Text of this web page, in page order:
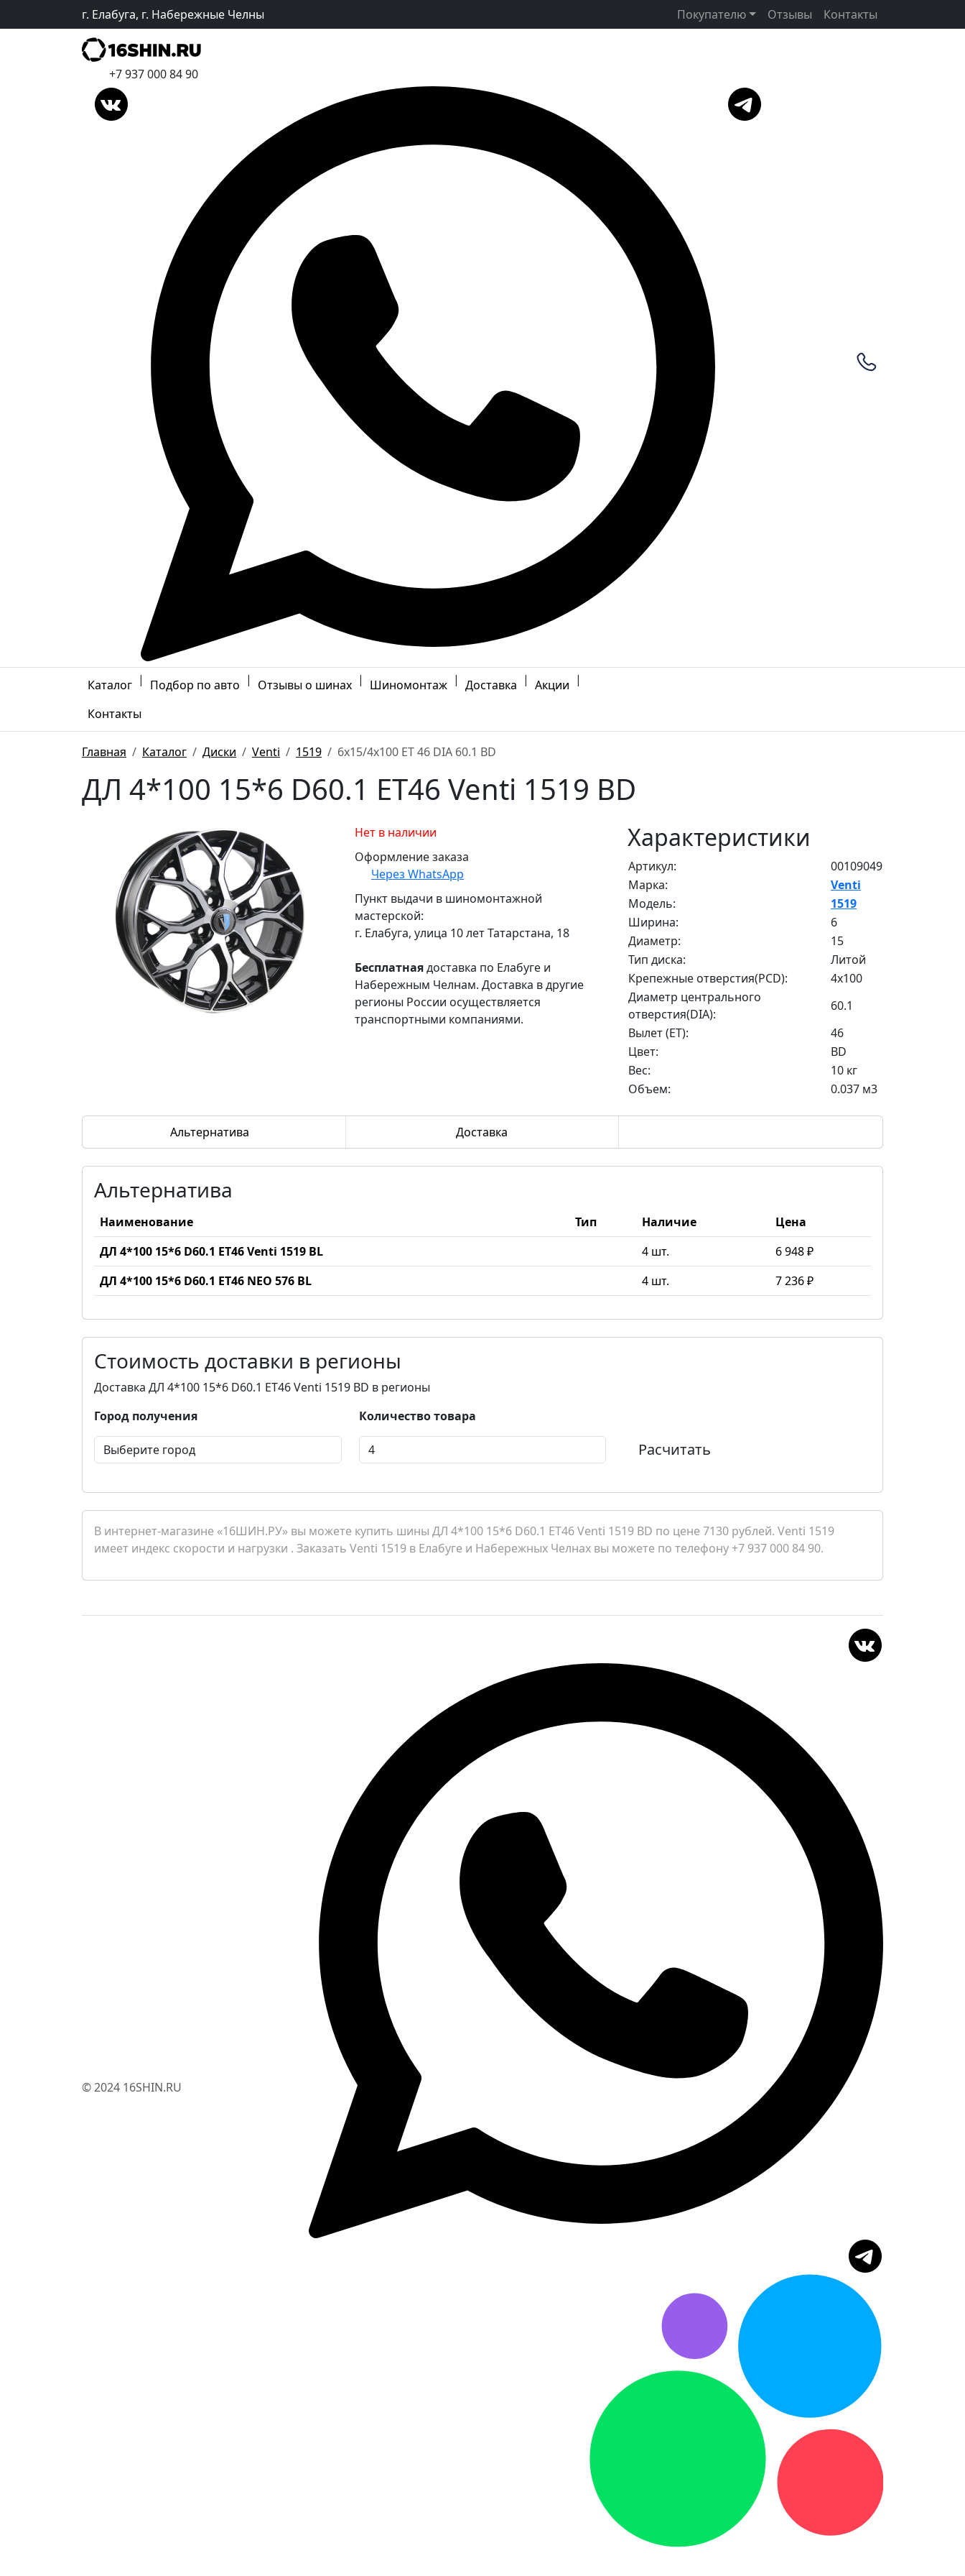
г. Елабуга, г. Набережные Челны Покупателю Отзывы Контакты
+7 937 000 84 90
Каталог | Подбор по авто | Отзывы о шинах | Шиномонтаж | Доставка | Акции |
Контакты
Главная Каталог Диски Venti 1519 6x15/4x100 ET 46 DIA 60.1 BD
ДЛ 4*100 15*6 D60.1 ET46 Venti 1519 BD
Нет в наличии
Оформление заказа
Через WhatsApp
Пункт выдачи в шиномонтажной
мастерской:
г. Елабуга, улица 10 лет Татарстана, 18
Бесплатнаядоставка по Елабуге и
Набережным Челнам. Доставка в другие
регионы России осуществляется
транспортными компаниями.
Характеристики
Артикул:
00109049
Марка:
Venti
Модель:
1519
Ширина:
6
Диаметр:
15
Тип диска:
Литой
Крепежные отверстия(PCD):
4x100
Диаметр центрального
отверстия(DIA):
60.1
Вылет (ET):
46
Цвет:
BD
Вес:
10 кг
Объем:
0.037 м3
Альтернатива Доставка
Альтернатива
Наименование Тип Наличие
Цена
ДЛ 4*100 15*6 D60.1 ET46 Venti 1519 BL
4 шт.
6 948 ₽
ДЛ 4*100 15*6 D60.1 ET46 NEO 576 BL
4 шт. 7 236 ₽
Стоимость доставки в регионы
Доставка ДЛ 4*100 15*6 D60.1 ET46 Venti 1519 BD в регионы
Город получения
Количество товара
Расчитать
В интернет-магазине «16ШИН.РУ» вы можете купить шины ДЛ 4*100 15*6 D60.1 ET46 Venti 1519 BD по цене 7130 рублей. Venti 1519
имеет индекс скорости и нагрузки . Заказать Venti 1519 в Елабуге и Набережных Челнах вы можете по телефону +7 937 000 84 90.
© 2024 16SHIN.RU